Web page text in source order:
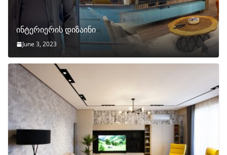
ინტერიერის დიზაინი
June 3, 2023